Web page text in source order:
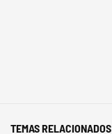
TEMAS RELACIONADOS